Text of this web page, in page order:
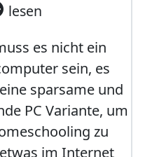
lesen
es nicht ein
sein, es
sparsame und
PC Variante, um
zu
im Internet